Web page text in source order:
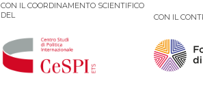
CON IL COORDINAMENTO SCIENTIFICO
DEL
CON IL